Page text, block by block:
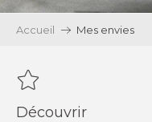
Accueil Mes envies
Découvrir